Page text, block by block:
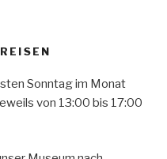
Sonntag im Monat
von 13:00 bis 17:00